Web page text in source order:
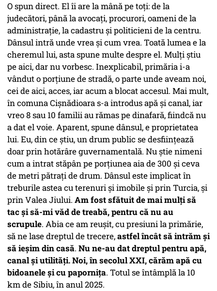
O spun direct. El îi are la mână pe toți: de la
judecători, până la avocați, procurori, oameni de la
administrație, la cadastru și politicieni de la centru.
Dânsul intră unde vrea și cum vrea. Toată lumea e la
cheremul lui, asta spune multe despre el. Mulți știu
pe aici, dar nu vorbesc. Inexplicabil, primăria i-a
vândut o porțiune de stradă, o parte unde aveam noi,
cei de aici, acces, iar acum a blocat accesul. Mai mult,
în comuna Cișnădioara s-a introdus apă și canal, iar
vreo 8 sau 10 familii au rămas pe dinafară, fiindcă nu
a dat el voie. Aparent, spune dânsul, e proprietatea
lui. Eu, din ce știu, un drum public se desființează
doar prin hotărâre guvernamentală. Nu știe nimeni
cum a intrat stăpân pe porțiunea aia de 300 și ceva
de metri pătrați de drum. Dânsul este implicat în
treburile astea cu terenuri și imobile și prin Turcia, și
prin Valea Jiului. Am fost sfătuit de mai mulți să
tac și să-mi văd de treabă, pentru că nu au
scrupule. Abia ce am reușit, cu presiuni la primărie,
să ne lase dreptul de trecere,astfel încât să intrăm și
să ieșim din casă. Nu ne-au dat dreptul pentru apă,
canal și utilități. Noi, în secolul XXI, cărăm apă cu
bidoanele și cu papornița. Totul se întâmplă la 10
km de Sibiu, în anul 2025.